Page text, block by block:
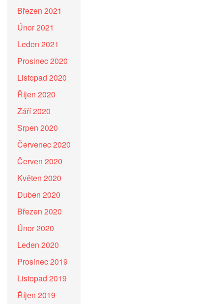
Březen 2021
Únor 2021
Leden 2021
Prosinec 2020
Listopad 2020
Říjen 2020
Září 2020
Srpen 2020
Červenec 2020
Červen 2020
Květen 2020
Duben 2020
Březen 2020
Únor 2020
Leden 2020
Prosinec 2019
Listopad 2019
Říjen 2019